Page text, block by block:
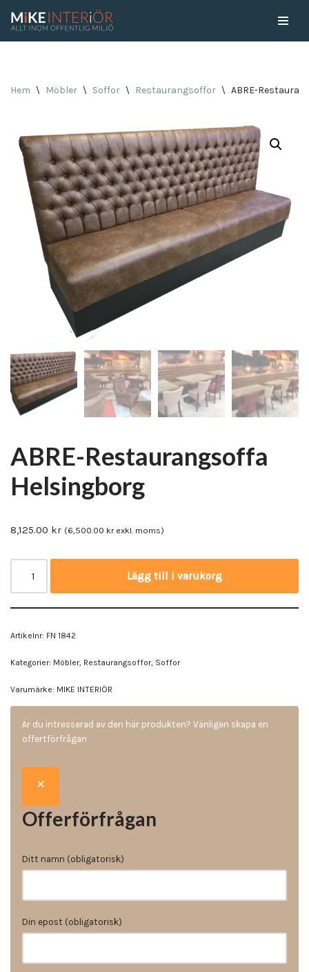
Hem \ Möbler \ Soffor \ Restaurangsoffor \ ABRE-
ABRE-Restaurangsoffa
Helsingborg
8,125.00 kr (6,500.00 krexkl. moms)
Lägg till i varukorg
Artikelnr: FN 1842
Kategorier: Möbler, Restaurangsoffor, Soffor
Varumärke: MIKE INTERIÖR
Är du intresserad av den här produkten? Vänligen skapa en
offertförfrågan
Offerförfrågan
Ditt namn (obligatorisk)
Din epost (obligatorisk)